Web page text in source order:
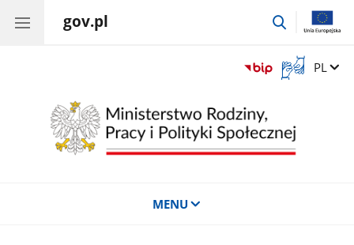
gov.pl
przejdź
Otwórz
okno
języka
migowego
Zmień
PL
MENU